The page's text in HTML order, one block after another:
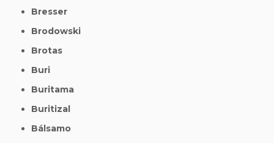
Bresser
Brodowski
Brotas
Buri
Buritama
Buritizal
Bálsamo